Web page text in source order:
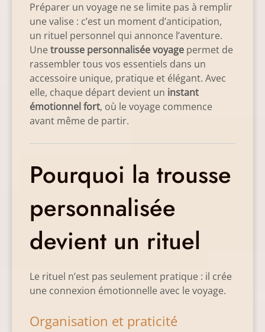
Préparer un voyage ne se limite pas à remplir
une valise : c’est un moment d’anticipation,
un rituel personnel qui annonce l’aventure.
Une trousse personnalisée voyage permet de
rassembler tous vos essentiels dans un
accessoire unique, pratique et élégant. Avec
elle, chaque départ devient un instant
émotionnel fort, où le voyage commence
avant même de partir.
Pourquoi la trousse
personnalisée
devient un rituel
Le rituel n’est pas seulement pratique : il crée
une connexion émotionnelle avec le voyage.
Organisation et praticité